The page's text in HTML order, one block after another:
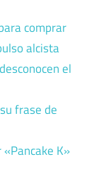
comprar
alcista
el
frase de
K»